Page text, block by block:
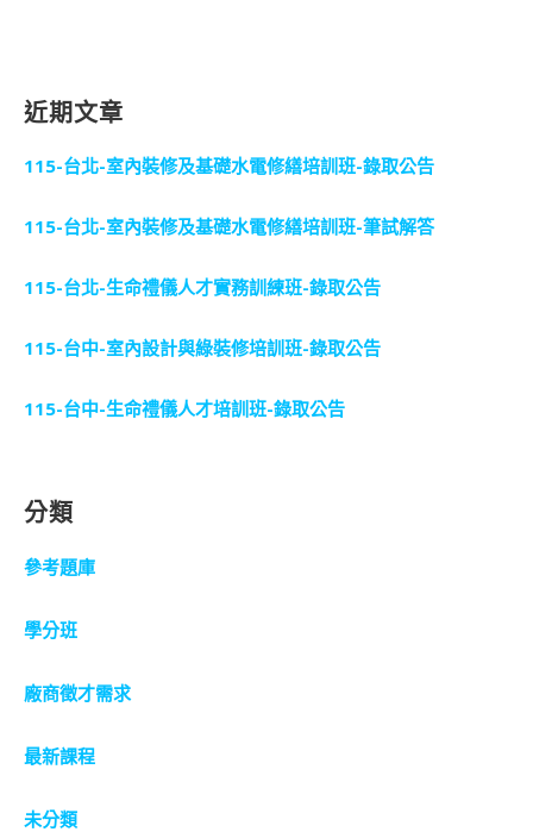
近期文章
115-台北-室內裝修及基礎水電修繕培訓班-錄取公告
115-台北-室內裝修及基礎水電修繕培訓班-筆試解答
115-台北-生命禮儀人才實務訓練班-錄取公告
115-台中-室內設計與綠裝修培訓班-錄取公告
115-台中-生命禮儀人才培訓班-錄取公告
分類
參考題庫
學分班
廠商徵才需求
最新課程
未分類